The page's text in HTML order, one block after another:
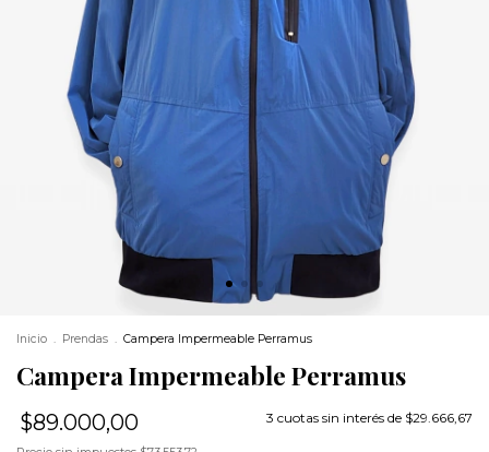
Inicio . Prendas . Campera Impermeable Perramus
Campera Impermeable Perramus
$89.000,00 3 cuotas sin interés de $29.666,67